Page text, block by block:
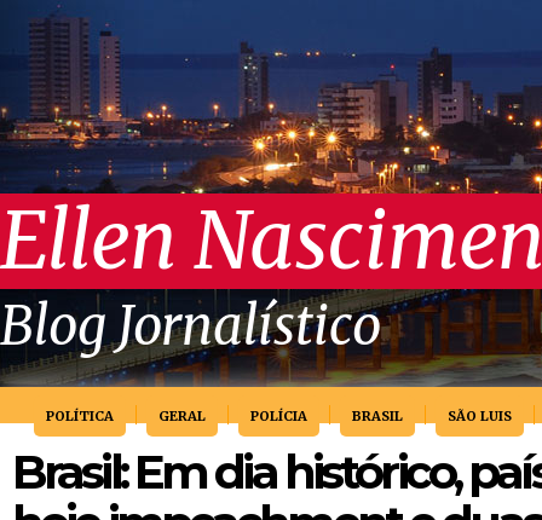
Ellen
Blog Jornalístico
POLÍTICA GERAL POLÍCIA BRASIL SÃO LUIS
Brasil: Em dia histórico,